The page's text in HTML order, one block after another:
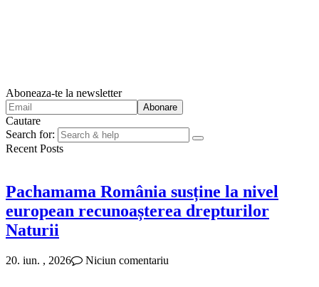
Aboneaza-te la newsletter
Cautare
Search for:
Recent Posts
Pachamama România susține la nivel
european recunoașterea drepturilor
Naturii
20. iun. , 2026 Niciun comentariu